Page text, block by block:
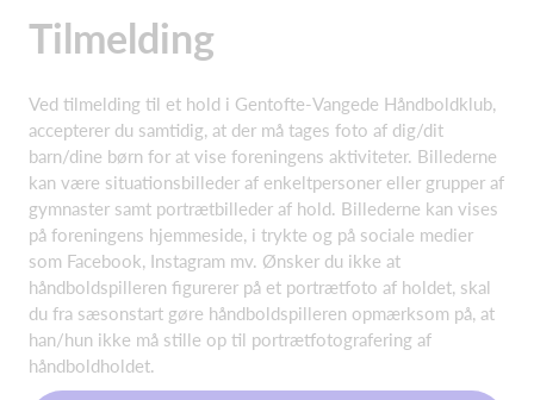
Tilmelding
Ved tilmelding til et hold i Gentofte-Vangede Håndboldklub,
accepterer du samtidig, at der må tages foto af dig/dit
barn/dine børn for at vise foreningens aktiviteter. Billederne
kan være situationsbilleder af enkeltpersoner eller grupper af
gymnaster samt portrætbilleder af hold. Billederne kan vises
på foreningens hjemmeside, i trykte og på sociale medier
som Facebook, Instagram mv. Ønsker du ikke at
håndboldspilleren figurerer på et portrætfoto af holdet, skal
du fra sæsonstart gøre håndboldspilleren opmærksom på, at
han/hun ikke må stille op til portrætfotografering af
håndboldholdet.